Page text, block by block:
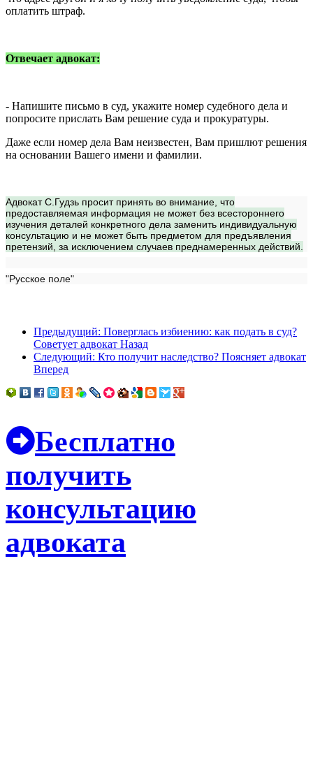
оплатить штраф.
Отвечает адвокат:
- Напишите письмо в суд, укажите номер судебного дела и
попросите прислать Вам решение суда и прокуратуры.
Даже если номер дела Вам неизвестен, Вам пришлют решения
на основании Вашего имени и фамилии.
Адвокат С.Гудзь просит принять во внимание, что
предоставляемая информация не может без всестороннего
изучения деталей конкретного дела заменить индивидуальную
консультацию и не может быть предметом для предъявления
претензий, за исключением случаев преднамеренных действий.
"Русское поле"
Предыдущий: Поверглась избиению: как подать в суд?
Советует адвокат Назад
Следующий: Кто получит наследство? Поясняет адвокат
Вперед
Бесплатно
получить
консультацию
адвоката